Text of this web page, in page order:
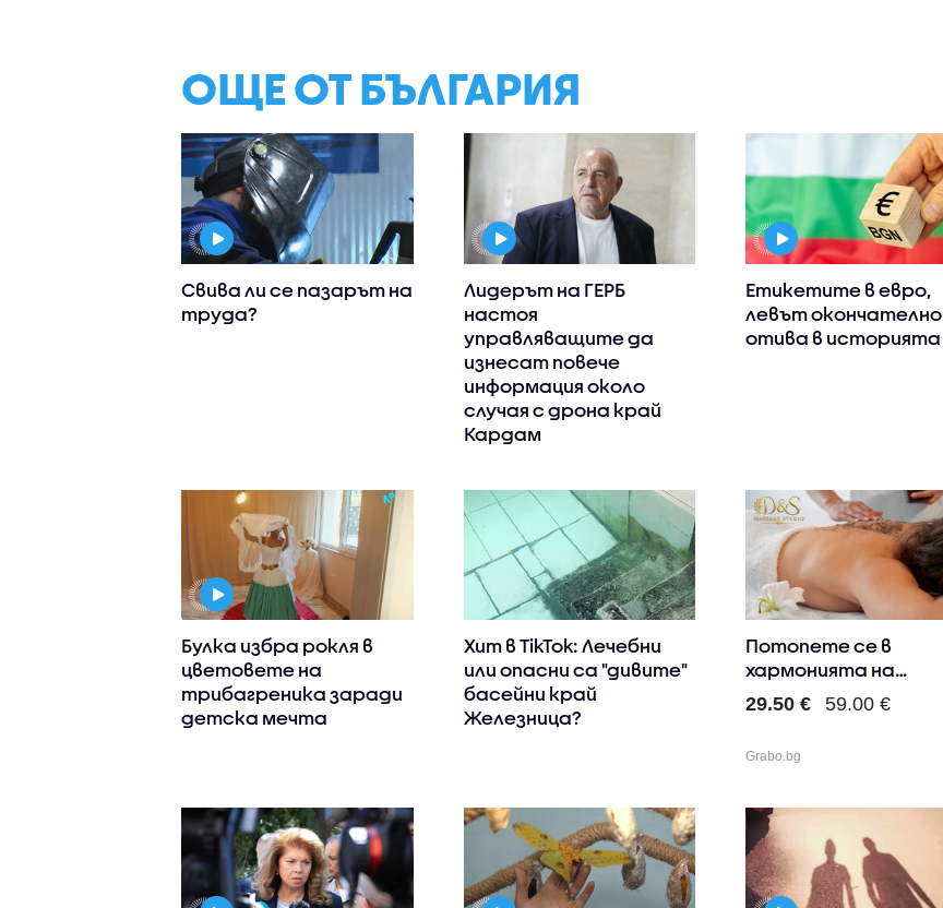
ОЩЕ ОТ БЪЛГАРИЯ
Свива ли се пазарът на
труда?
Лидерът на ГЕРБ
настоя
управляващите да
изнесат повече
информация около
случая с дрона край
Кардам
Етикетите в евро,
левът окончателно
отива в историята
Булка избра рокля в
цветовете на
трибагреника заради
детска мечта
Хит в TikTok: Лечебни
или опасни са "дивите"
басейни край
Железница?
Потопете се в
хармонията на
различни масажни..
29.50 € 59.00 €
Grabo.bg